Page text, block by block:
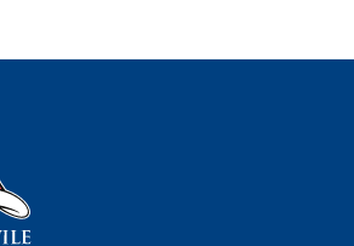
Protezione Civile